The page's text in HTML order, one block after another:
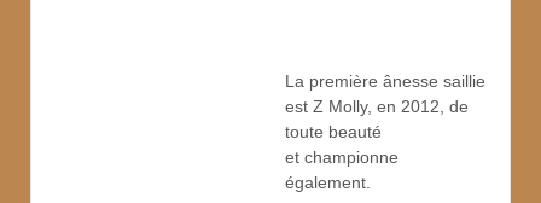
La première ânesse saillie
est Z Molly, en 2012, de
toute beauté
et championne
également.